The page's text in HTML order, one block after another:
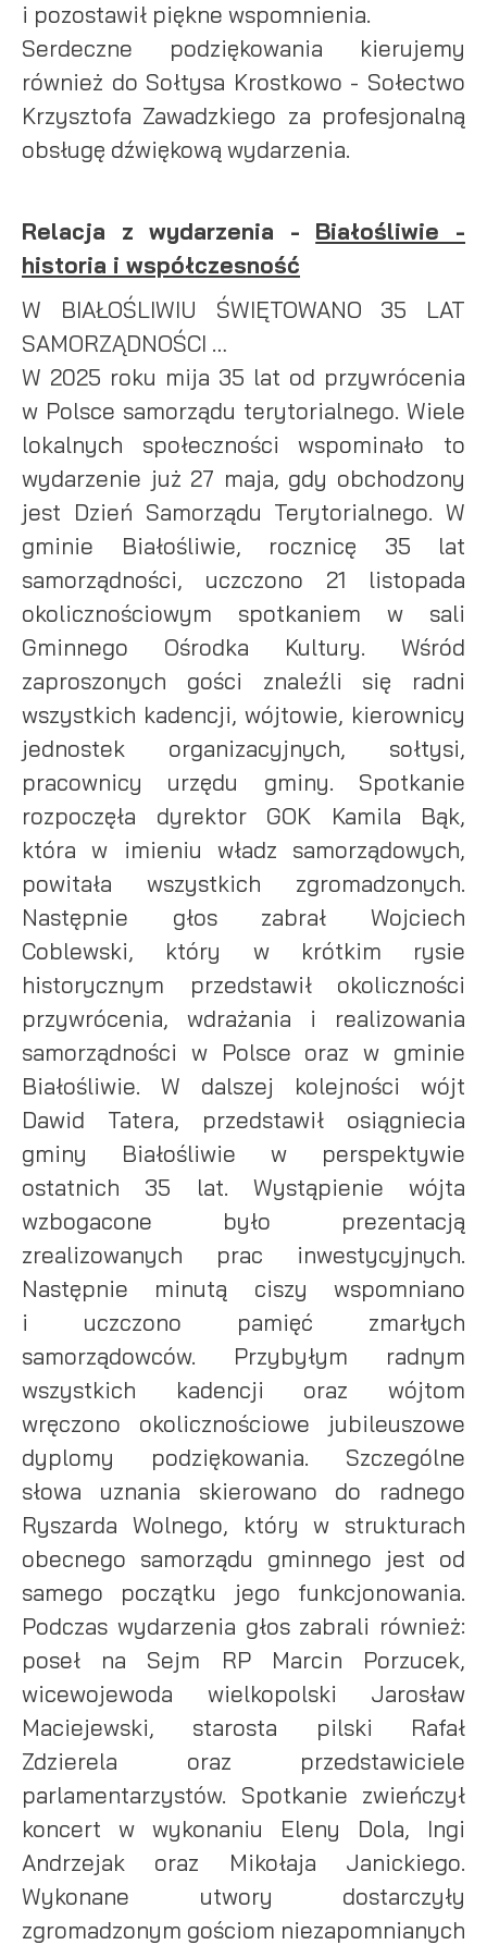
i pozostawił piękne wspomnienia.
Serdeczne podziękowania kierujemy
również do Sołtysa Krostkowo - Sołectwo
Krzysztofa Zawadzkiego za profesjonalną
obsługę dźwiękową wydarzenia.
Relacja z wydarzenia - Białośliwie -
historia i współczesność
W BIAŁOŚLIWIU ŚWIĘTOWANO 35 LAT
SAMORZĄDNOŚCI …
W 2025 roku mija 35 lat od przywrócenia
w Polsce samorządu terytorialnego. Wiele
lokalnych społeczności wspominało to
wydarzenie już 27 maja, gdy obchodzony
jest Dzień Samorządu Terytorialnego. W
gminie Białośliwie, rocznicę 35 lat
samorządności, uczczono 21 listopada
okolicznościowym spotkaniem w sali
Gminnego Ośrodka Kultury. Wśród
zaproszonych gości znaleźli się radni
wszystkich kadencji, wójtowie, kierownicy
jednostek organizacyjnych, sołtysi,
pracownicy urzędu gminy. Spotkanie
rozpoczęła dyrektor GOK Kamila Bąk,
która w imieniu władz samorządowych,
powitała wszystkich zgromadzonych.
Następnie głos zabrał Wojciech
Coblewski, który w krótkim rysie
historycznym przedstawił okoliczności
przywrócenia, wdrażania i realizowania
samorządności w Polsce oraz w gminie
Białośliwie. W dalszej kolejności wójt
Dawid Tatera, przedstawił osiągniecia
gminy Białośliwie w perspektywie
ostatnich 35 lat. Wystąpienie wójta
wzbogacone było prezentacją
zrealizowanych prac inwestycyjnych.
Następnie minutą ciszy wspomniano
i uczczono pamięć zmarłych
samorządowców. Przybyłym radnym
wszystkich kadencji oraz wójtom
wręczono okolicznościowe jubileuszowe
dyplomy podziękowania. Szczególne
słowa uznania skierowano do radnego
Ryszarda Wolnego, który w strukturach
obecnego samorządu gminnego jest od
samego początku jego funkcjonowania.
Podczas wydarzenia głos zabrali również:
poseł na Sejm RP Marcin Porzucek,
wicewojewoda wielkopolski Jarosław
Maciejewski, starosta pilski Rafał
Zdzierela oraz przedstawiciele
parlamentarzystów. Spotkanie zwieńczył
koncert w wykonaniu Eleny Dola, Ingi
Andrzejak oraz Mikołaja Janickiego.
Wykonane utwory dostarczyły
zgromadzonym gościom niezapomnianych